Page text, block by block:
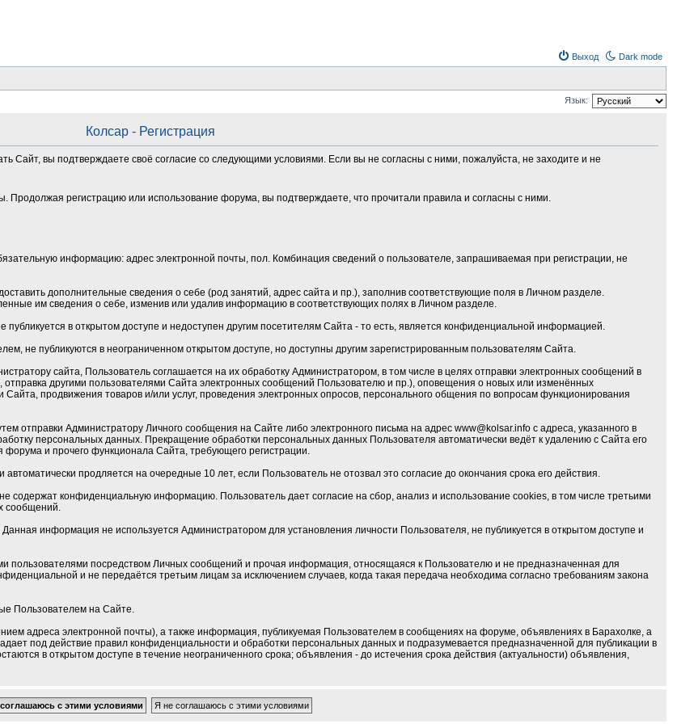
Dark mode
Выход
Язык:
Колсар - Регистрация
Сайт, вы подтверждаете своё согласие со следующими условиями. Если вы не согласны с ними, пожалуйста, не заходите и не
регистрацию или использование форума, вы подтверждаете, что прочитали правила и согласны с ними.
информацию: адрес электронной почты, пол. Комбинация сведений о пользователе, запрашиваемая при регистрации, не
дополнительные сведения о себе (род занятий, адрес сайта и пр.), заполнив соответствующие поля в Личном разделе.
им сведения о себе, изменив или удалив информацию в соответствующих полях в Личном разделе.
в открытом доступе и недоступен другим посетителям Сайта - то есть, является конфиденциальной информацией.
не публикуются в неограниченном открытом доступе, но доступны другим зарегистрированным пользователям Сайта.
сайта, Пользователь соглашается на их обработку Администратором, в том числе в целях отправки электронных сообщений в
другими пользователями Сайта электронных сообщений Пользователю и пр.), оповещения о новых или изменённых
продвижения товаров и/или услуг, проведения электронных опросов, персонального общения по вопросам функционирования
отправки Администратору Личного сообщения на Сайте либо электронного письма на адрес www@kolsar.infoс адреса, указанного в
персональных данных. Прекращение обработки персональных данных Пользователя автоматически ведёт к удалению с Сайта его
и прочего функционала Сайта, требующего регистрации.
продляется на очередные 10 лет, если Пользователь не отозвал это согласие до окончания срока его действия.
содержат конфиденциальную информацию. Пользователь дает согласие на сбор, анализ и использование cookies, в том числе третьими
сообщений.
информация не используется Администратором для установления личности Пользователя, не публикуется в открытом доступе и
пользователями посредством Личных сообщений и прочая информация, относящаяся к Пользователю и не предназначенная для
и не передаётся третьим лицам за исключением случаев, когда такая передача необходима согласно требованиям закона
Пользователем на Сайте.
адреса электронной почты), а также информация, публикуемая Пользователем в сообщениях на форуме, объявлениях в Барахолке, а
под действие правил конфиденциальности и обработки персональных данных и подразумевается предназначенной для публикации в
в открытом доступе в течение неограниченного срока; объявления - до истечения срока действия (актуальности) объявления,